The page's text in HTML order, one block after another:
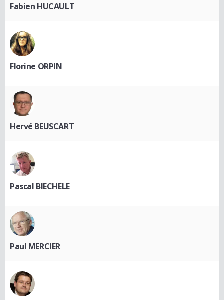
Fabien HUCAULT
Florine ORPIN
Hervé BEUSCART
Pascal BIECHELE
Paul MERCIER